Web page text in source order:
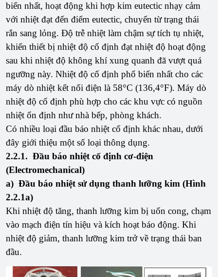
biến nhất, hoạt động khi hợp kim eutectic nhạy cảm
với nhiệt đạt đến điểm eutectic, chuyển từ trạng thái
rắn sang lỏng. Độ trễ nhiệt làm chậm sự tích tụ nhiệt,
khiến thiết bị nhiệt độ cố định đạt nhiệt độ hoạt động
sau khi nhiệt độ không khí xung quanh đã vượt quá
ngưỡng này. Nhiệt độ cố định phổ biến nhất cho các
máy dò nhiệt kết nối điện là 58°C (136,4°F). Máy dò
nhiệt độ cố định phù hợp cho các khu vực có nguồn
nhiệt ổn định như nhà bếp, phòng khách.
Có nhiều loại đầu báo nhiệt cố định khác nhau, dưới
đây giới thiệu một số loại thông dụng.
2.2.1. Đầu báo nhiệt cố định cơ-điện
(Electromechanical)
a) Đầu báo nhiệt sử dụng thanh lưỡng kim (Hình
2.2.1a)
Khi nhiệt độ tăng, thanh lưỡng kim bị uốn cong, chạm
vào mạch điện tín hiệu và kích hoạt báo động. Khi
nhiệt độ giảm, thanh lưỡng kim trở về trạng thái ban
đầu.